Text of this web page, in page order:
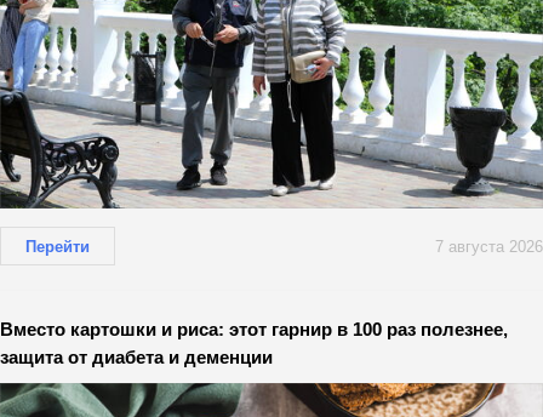
Перейти 7 августа 2026
Вместо картошки и риса: этот гарнир в 100 раз полезнее,
защита от диабета и деменции